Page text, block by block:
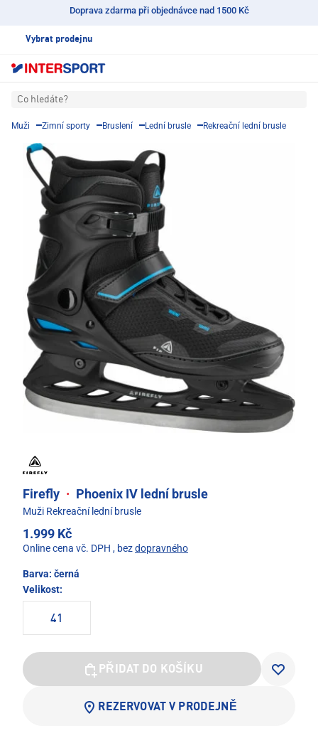
Doprava zdarma při objednávce nad 1500 Kč
Vybrat prodejnu
Co hledáte?
Muži Zimní sporty Bruslení Lední brusle Rekreační lední brusle
Firefly · Phoenix IV lední brusle
Muži Rekreační lední brusle
1.999 Kč
Online cena vč. DPH , bezdopravného
Barva: černá
Velikost:
41
PŘIDAT DO KOŠÍKU
REZERVOVAT V PRODEJNĚ